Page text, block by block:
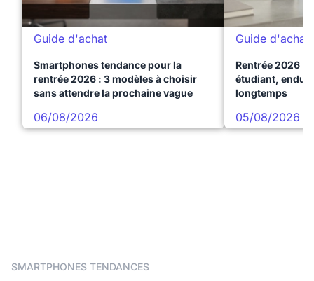
Guide d'achat
Smartphones tendance pour la
rentrée 2026 : 3 modèles à choisir
sans attendre la prochaine vague
06/08/2026
Guide d'achat
Rentrée 2026 :
étudiant,
longtemps
05/08/2026
SMARTPHONES TENDANCES